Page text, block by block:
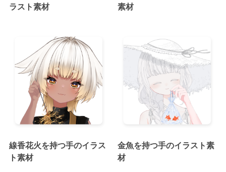
ラスト素材
素材
線香花火を持つ手のイラス
ト素材
金魚を持つ手のイラスト素
材